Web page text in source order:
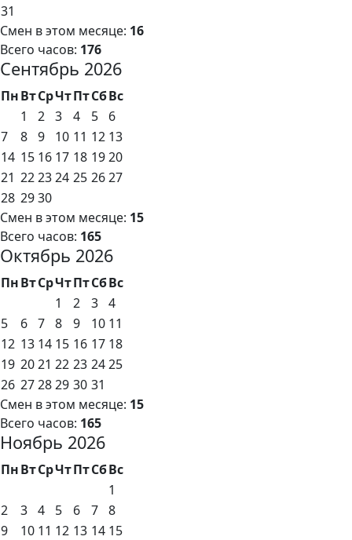
31
Смен в этом месяце: 16
Всего часов: 176
Сентябрь 2026
ПнВтСрЧтПтСбВс
1
2 3 4 5
6
7
8 9 10 11 12 13
14 15 16 17 18 1920
21 222324 25 2627
28 2930
Смен в этом месяце: 15
Всего часов: 165
Октябрь 2026
ПнВтСрЧтПтСбВс
1
2 3 4
5
6 7 8 9 10 11
12 13 14 15 16 17 18
19 2021 22 23 2425
26 272829 30 31
Смен в этом месяце: 15
Всего часов: 165
Ноябрь 2026
ПнВтСрЧтПтСбВс
1
2
3 4 5 6 7 8
9
10 11 12 13 14 15